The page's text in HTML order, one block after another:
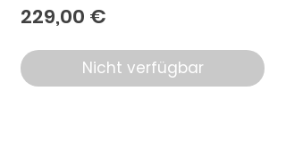
229,00 €
Nicht verfügbar